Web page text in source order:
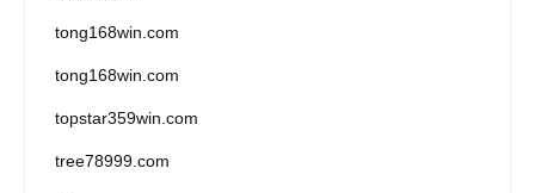
tong168win.com
tong168win.com
topstar359win.com
tree78999.com